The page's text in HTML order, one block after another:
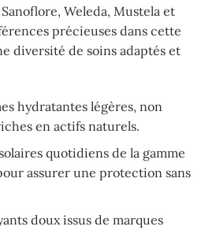
Weleda, Mustela et
précieuses dans cette
diversité de soins adaptés et
hydratantes légères, non
en actifs naturels.
quotidiens de la gamme
assurer une protection sans
doux issus de marques